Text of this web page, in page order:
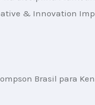
& Innovation
Brasil para